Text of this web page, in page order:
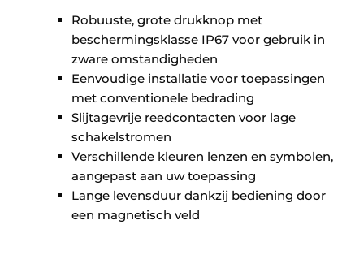
Robuuste, grote drukknop met
beschermingsklasse IP67 voor gebruik in
zware omstandigheden
Eenvoudige installatie voor toepassingen
met conventionele bedrading
Slijtagevrije reedcontacten voor lage
schakelstromen
Verschillende kleuren lenzen en symbolen,
aangepast aan uw toepassing
Lange levensduur dankzij bediening door
een magnetisch veld